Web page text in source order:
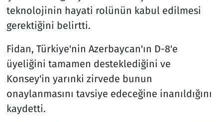
teknolojinin hayati rolünün kabul edilmesi
gerektiğini belirtti.
Fidan, Türkiye'nin Azerbaycan'ın D-8'e
üyeliğini tamamen desteklediğini ve
Konsey'in yarınki zirvede bunun
onaylanmasını tavsiye edeceğine inanıldığını
kaydetti.